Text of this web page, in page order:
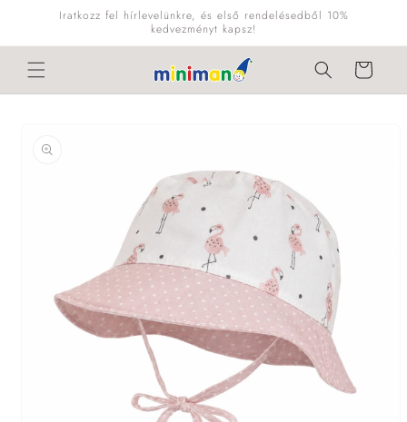
Ugrás aIratkozz fel hírlevelünkre, és első rendelésedből 10%
kedvezményt kapsz!
Kosár
ugrás a
termékadatokra